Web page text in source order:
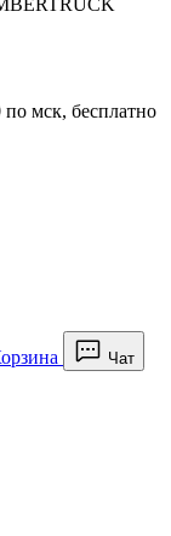
мск, бесплатно
Чат